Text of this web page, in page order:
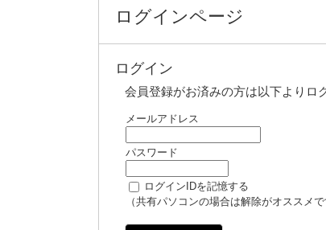
ログインページ
ログイン
会員登録がお済みの方は以下よりロ
メールアドレス
パスワード
ログインIDを記憶する
（共有パソコンの場合は解除がオススメで